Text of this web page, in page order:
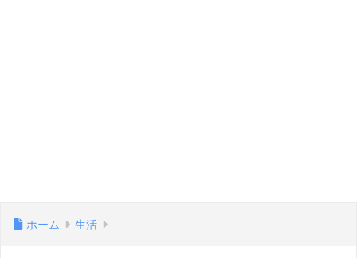
ホーム 生活